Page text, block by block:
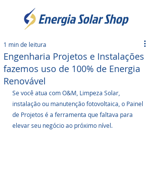
Engenharia Projetos e Instalações
fazemos uso de 100% de Energia
Renovável
1 min de leitura
Se você atua com O&M, Limpeza Solar,
instalação ou manutenção fotovoltaica, o Painel
de Projetos é a ferramenta que faltava para
elevar seu negócio ao próximo nível.